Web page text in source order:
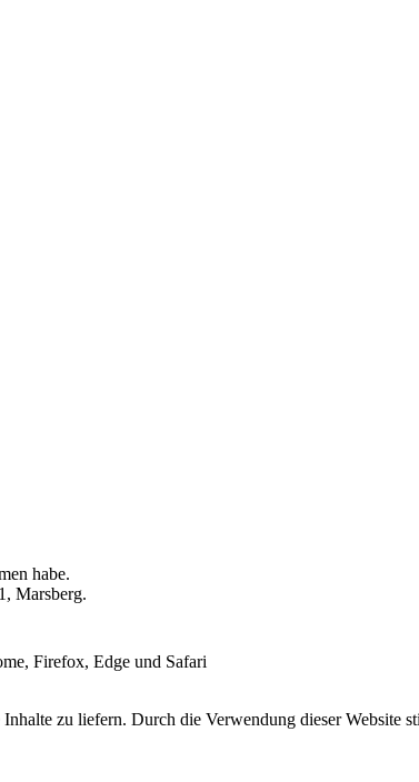
habe.
Marsberg.
Firefox, Edge und Safari
zu liefern. Durch die Verwendung dieser Website